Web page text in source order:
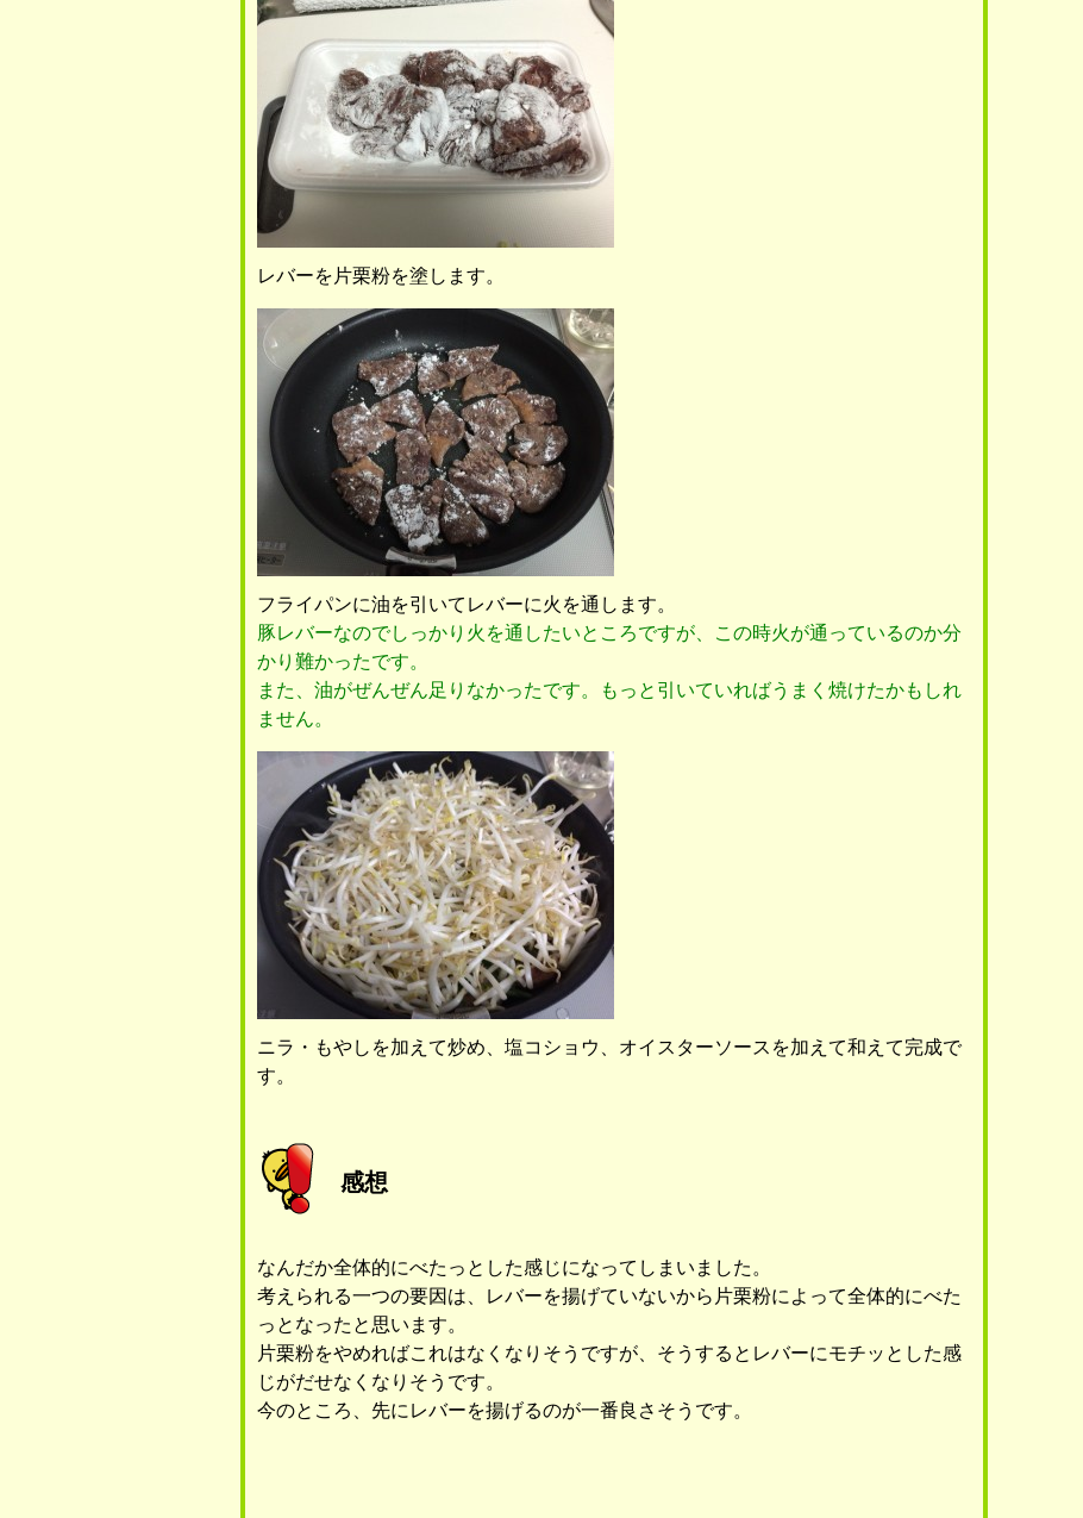
レバーを片栗粉を塗します。
フライパンに油を引いてレバーに火を通します。
豚レバーなのでしっかり火を通したいところですが、この時火が通っているのか分
かり難かったです。
また、油がぜんぜん足りなかったです。もっと引いていればうまく焼けたかもしれ
ません。
ニラ・もやしを加えて炒め、塩コショウ、オイスターソースを加えて和えて完成で
す。
感想
なんだか全体的にべたっとした感じになってしまいました。
考えられる一つの要因は、レバーを揚げていないから片栗粉によって全体的にべた
っとなったと思います。
片栗粉をやめればこれはなくなりそうですが、そうするとレバーにモチッとした感
じがだせなくなりそうです。
今のところ、先にレバーを揚げるのが一番良さそうです。